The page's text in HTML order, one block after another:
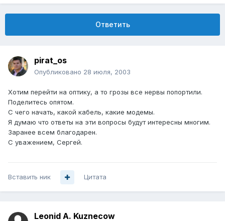
Ответить
pirat_os
Опубликовано 28 июля, 2003
Хотим перейти на оптику, а то грозы все нервы попортили.
Поделитесь опятом.
С чего начать, какой кабель, какие модемы.
Я думаю что ответы на эти вопросы будут интересны многим.
Заранее всем благодарен.
С уважением, Сергей.
Вставить ник Цитата
Leonid A. Kuznecow